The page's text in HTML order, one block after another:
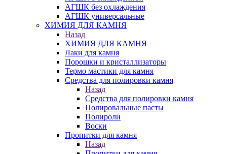
АГШК без охлаждения
АГШК универсальные
ХИМИЯ ДЛЯ КАМНЯ
Назад
ХИМИЯ ДЛЯ КАМНЯ
Лаки для камня
Порошки и кристаллизаторы
Термо мастики для камня
Средства для полировки камня
Назад
Средства для полировки камня
Полировальные пасты
Полироли
Воски
Пропитки для камня
Назад